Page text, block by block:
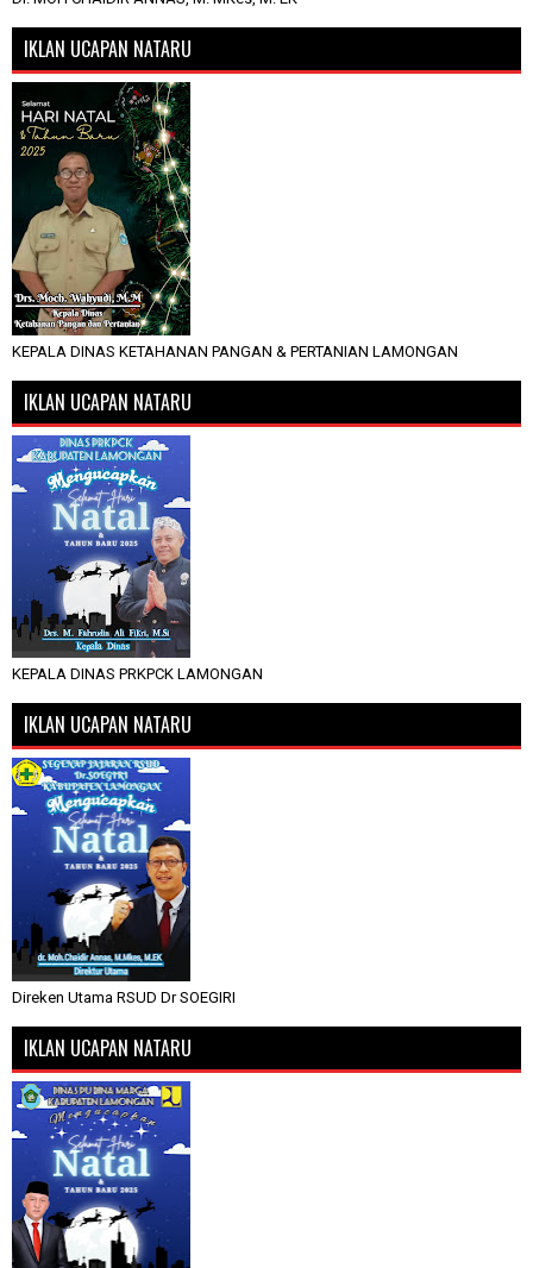
IKLAN UCAPAN NATARU
KEPALA DINAS KETAHANAN PANGAN & PERTANIAN LAMONGAN
IKLAN UCAPAN NATARU
KEPALA DINAS PRKPCK LAMONGAN
IKLAN UCAPAN NATARU
Direken Utama RSUD Dr SOEGIRI
IKLAN UCAPAN NATARU